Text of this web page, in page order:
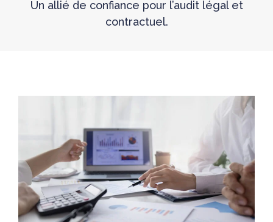
Un allié de confiance pour l’audit légal et
contractuel.